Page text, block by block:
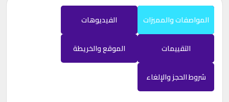
المواصفات والمميزات الفيديوهات
التقييمات الموقع والخريطة
شروط الحجز والإلغاء